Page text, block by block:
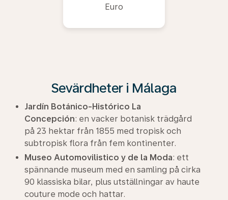
Euro
Sevärdheter i Málaga
Jardín Botánico-Histórico La
Concepción: en vacker botanisk trädgård
på 23 hektar från 1855 med tropisk och
subtropisk flora från fem kontinenter.
Museo Automovilistico y de la Moda: ett
spännande museum med en samling på cirka
90 klassiska bilar, plus utställningar av haute
couture mode och hattar.